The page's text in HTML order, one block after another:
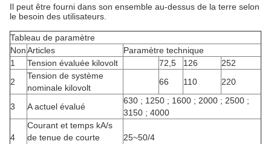
Il peut être fourni dans son ensemble au-dessus de la terre selon
le besoin des utilisateurs.
Tableau de paramètre
NonArticles
Paramètre technique
1
Tension évaluée kilovolt 72,5 126
252
2
Tension de système
nominale kilovolt
66 110 220
3 A actuel évalué
630 ; 1250 ; 1600 ; 2000 ; 2500 ;
3150 ; 4000
4
Courant et temps kA/s
de tenue de courte
25~50/4